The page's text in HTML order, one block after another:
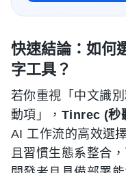
快速結論：如何
字工具？
若你重視「中文識
動項」， Tinrec (秒
AI 工作流的高效選
且習慣生態系整合